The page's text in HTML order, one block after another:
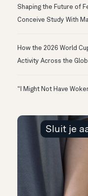
Shaping the Future of
Conceive Study With
How the 2026 World
Activity Across the
“I Might Not Have
Sluit je